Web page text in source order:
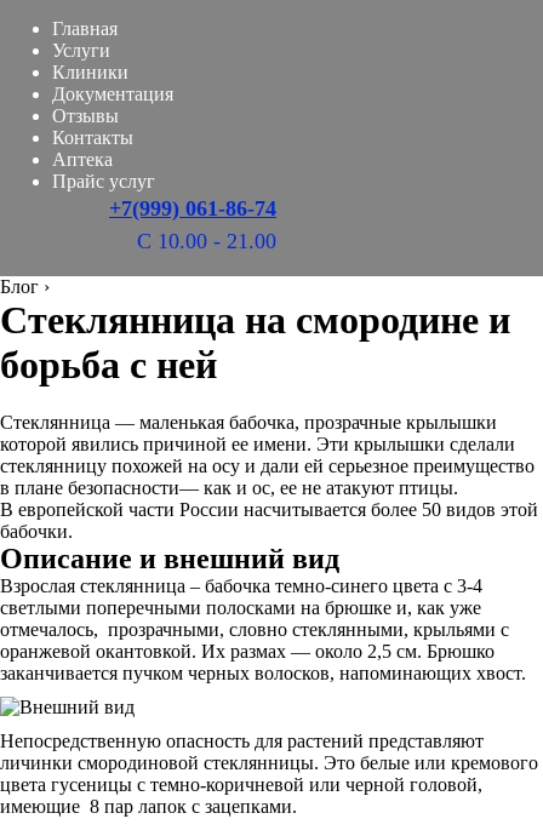
Главная
Услуги
Клиники
Документация
Отзывы
Контакты
Аптека
Прайс услуг
+7(999) 061-86-74
С 10.00 - 21.00
Блог ›
Стеклянница на смородине и
борьба с ней
Стеклянница — маленькая бабочка, прозрачные крылышки
которой явились причиной ее имени. Эти крылышки сделали
стеклянницу похожей на осу и дали ей серьезное преимущество
в плане безопасности— как и ос, ее не атакуют птицы.
В европейской части России насчитывается более 50 видов этой
бабочки.
Описание и внешний вид
Взрослая стеклянница – бабочка темно-синего цвета с 3-4
светлыми поперечными полосками на брюшке и, как уже
отмечалось, прозрачными, словно стеклянными, крыльями с
оранжевой окантовкой. Их размах — около 2,5 см. Брюшко
заканчивается пучком черных волосков, напоминающих хвост.
Непосредственную опасность для растений представляют
личинки смородиновой стеклянницы. Это белые или кремового
цвета гусеницы с темно-коричневой или черной головой,
имеющие 8 пар лапок с зацепками.